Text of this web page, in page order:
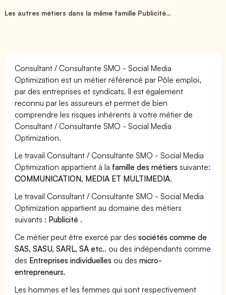
Les autres métiers dans la même famille Publicité...
Consultant / Consultante SMO - Social Media
Optimization est un métier référencé par Pôle emploi,
par des entreprises et syndicats. Il est également
reconnu par les assureurs et permet de bien
comprendre les risques inhérents à votre métier de
Consultant / Consultante SMO - Social Media
Optimization.
Le travail Consultant / Consultante SMO - Social Media
Optimization appartient à la famille des métiers suivante:
COMMUNICATION, MEDIA ET MULTIMEDIA.
Le travail Consultant / Consultante SMO - Social Media
Optimization appartient au domaine des métiers
suivants : Publicité .
Ce métier peut être exercé par dessociétés comme de
SAS, SASU, SARL, SA etc.. ou des indépendants comme
des Entreprises individuelles ou desmicro-
entrepreneurs.
Les hommes et les femmes qui sont respectivement